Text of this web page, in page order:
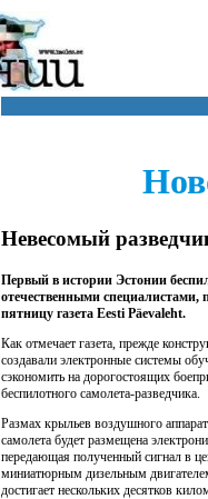
Невесомый
Первый в истории Эстонии
отечественными специалистами,
пятницу газета Eesti Päevaleht.
Как отмечает газета, прежде
создавали электронные системы
сэкономить на дорогостоящих
беспилотного самолета-разведчика.
Размах крыльев воздушного
самолета будет размещена
передающая полученный сигнал в
миниатюрным дизельным
достигает нескольких десятков